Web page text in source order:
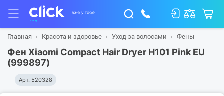
Главная Красота и здоровье Уход за волосами Фены
Фен Xiaomi Compact Hair Dryer H101 Pink EU
(999897)
Арт. 520328